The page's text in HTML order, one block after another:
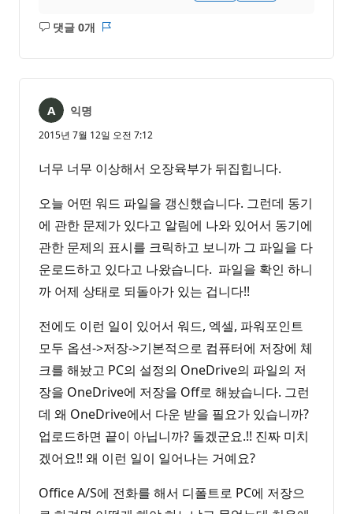
댓글 0개
설
음
익명
2015년 7월 12일 오전 7:12
너무 너무 이상해서 오장육부가 뒤집힙니다.
오늘 어떤 워드 파일을 갱신했습니다. 그런데 동기
에 관한 문제가 있다고 알림에 나와 있어서 동기에
관한 문제의 표시를 크릭하고 보니까 그 파일을 다
운로드하고 있다고 나왔습니다. 파일을 확인 하니
까 어제 상태로 되돌아가 있는 겁니다!!
전에도 이런 일이 있어서 워드, 엑셀, 파워포인트
모두 옵션->저장->기본적으로 컴퓨터에 저장에 체
크를 해놨고 PC의 설정의 OneDrive의 파일의 저
장을 OneDrive에 저장을 Off로 해놨습니다. 그런
데 왜 OneDrive에서 다운 받을 필요가 있습니까?
업로드하면 끝이 아닙니까? 돌겠군요.!! 진짜 미치
겠어요!! 왜 이런 일이 일어나는 거예요?
Office A/S에 전화를 해서 디폴트로 PC에 저장으